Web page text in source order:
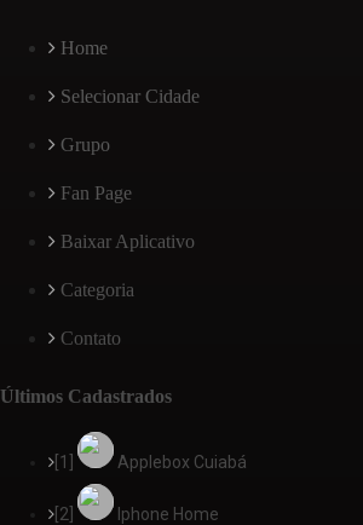
Home
Selecionar Cidade
Grupo
Fan Page
Baixar Aplicativo
Categoria
Contato
Últimos Cadastrados
[1] Applebox Cuiabá
[2] Iphone Home